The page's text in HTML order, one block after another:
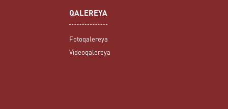
QALEREYA
Fotoqalereya
Videoqalereya